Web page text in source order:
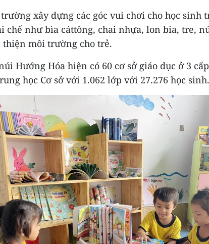
xây dựng các góc vui chơi cho học sinh
chế như bìa cáttông, chai nhựa, lon bia, tre,
môi trường cho trẻ.
Hướng Hóa hiện có 60 cơ sở giáo dục ở 3
học Cơ sở với 1.062 lớp với 27.276 học sinh.